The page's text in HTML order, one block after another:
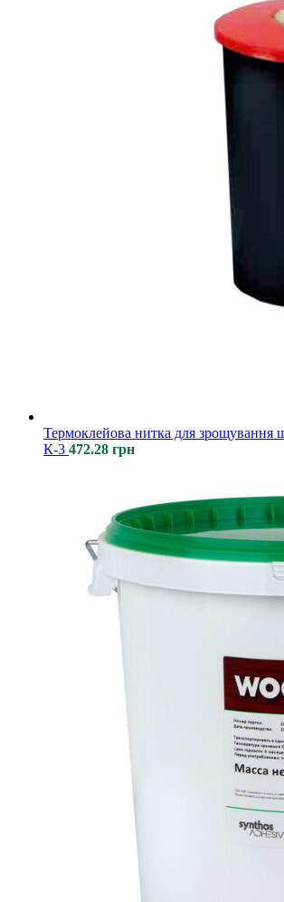
Термоклейова нитка для зрощування
К-3 472.28 грн